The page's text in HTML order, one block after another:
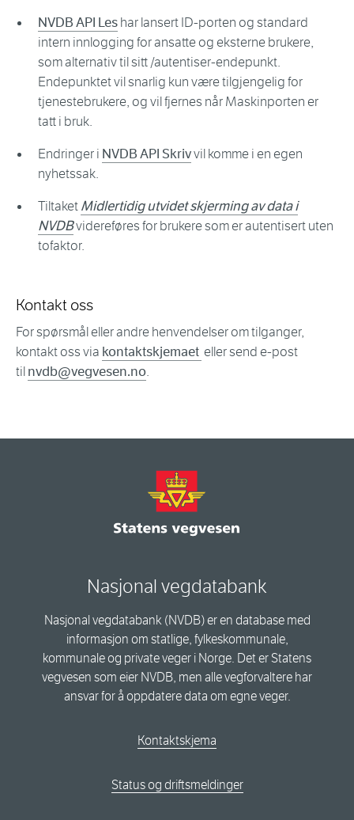
NVDB API Leshar lansert ID-porten og standard
intern innlogging for ansatte og eksterne brukere,
som alternativ til sitt /autentiser-endepunkt.
Endepunktet vil snarlig kun være tilgjengelig for
tjenestebrukere, og vil fjernes når Maskinporten er
tatt i bruk.
Endringer i NVDB API Skrivvil komme i en egen
nyhetssak.
TiltaketMidlertidig utvidet skjerming av data i
NVDBvidereføres for brukere som er autentisert uten
tofaktor.
Kontakt oss
For spørsmål eller andre henvendelser om tilganger,
kontakt oss via kontaktskjemaet eller send e-post
tilnvdb@vegvesen.no.
Nasjonal vegdatabank
Nasjonal vegdatabank (NVDB) er en database med
informasjon om statlige, fylkeskommunale,
kommunale og private veger i Norge. Det er Statens
vegvesen som eier NVDB, men alle vegforvaltere har
ansvar for å oppdatere data om egne veger.
Kontaktskjema
Status og driftsmeldinger